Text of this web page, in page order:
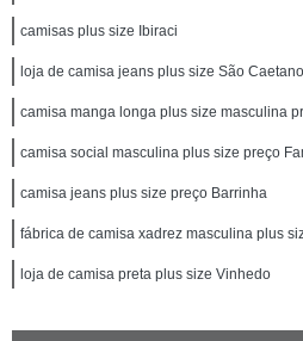
camisas plus size Ibiraci
loja de camisa jeans plus size São
camisa manga longa plus size masculina
camisa social masculina plus size preço
camisa jeans plus size preço Barrinha
fábrica de camisa xadrez masculina plus
loja de camisa preta plus size Vinhedo